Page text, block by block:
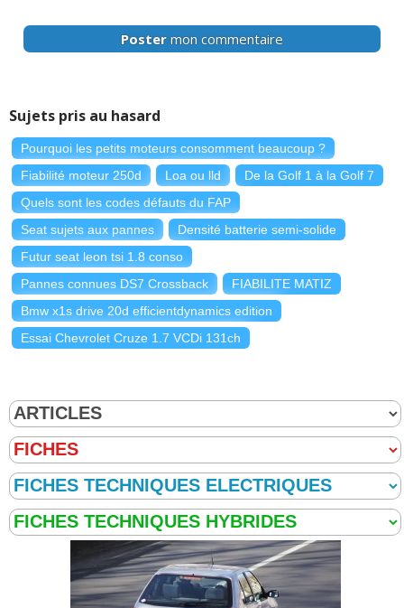
Poster mon commentaire
Sujets pris au hasard
Pourquoi les petits moteurs consomment beaucoup ?
Fiabilité moteur 250d
Loa ou lld
De la Golf 1 à la Golf 7
Quels sont les codes défauts du FAP
Seat sujets aux pannes
Densité batterie semi-solide
Futur seat leon tsi 1.8 conso
Pannes connues DS7 Crossback
FIABILITE MATIZ
Bmw x1s drive 20d efficientdynamics edition
Essai Chevrolet Cruze 1.7 VCDi 131ch